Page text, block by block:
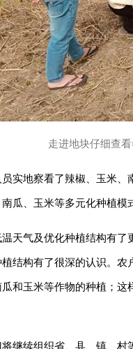
走进地块仔细查
实地察看了辣椒、玉米
瓜、玉米等多元化种植
天气及优化种植结构有
结构有了很深的认识。
和玉米等作物的种植；
继续组织省、县、镇、